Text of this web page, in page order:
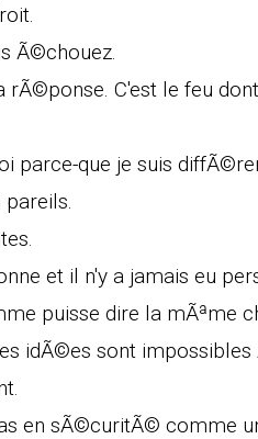
Ã©chouez.
rÃ©ponse. C'est le feu
parce-que je suis
pareils.
et il n'y a jamais eu
puisse dire la mÃªme
idÃ©es sont
en sÃ©curitÃ© comme